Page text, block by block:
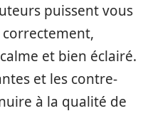
puissent vous
et bien éclairé.
et les contre-
à la qualité de